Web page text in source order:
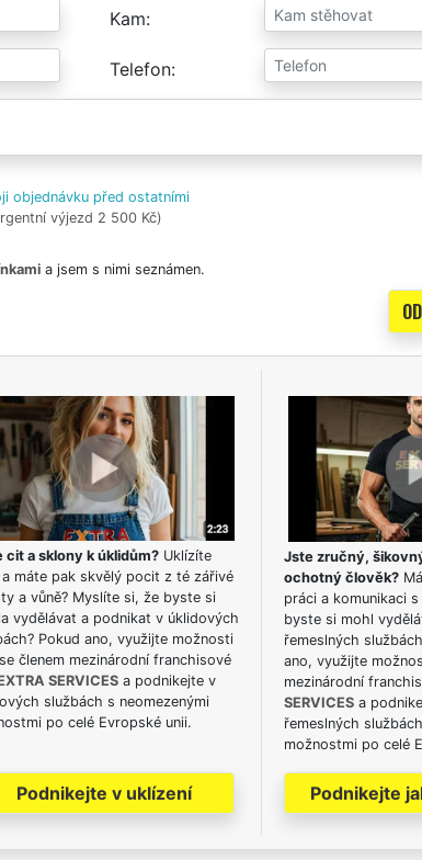
Kam
Telefon
objednávku před ostatními
výjezd 2 500 Kč)
a jsem s nimi seznámen.
cit a sklony k úklidům?Uklízíte
a máte pak skvělý pocit z té zářivé
a vůně? Myslíte si, že byste si
vydělávat a podnikat v úklidových
Pokud ano, využijte možnosti
členem mezinárodní franchisové
SERVICESa podnikejte v
službách s neomezenými
po celé Evropské unii.
Podnikejte v uklízení
Jste zručný,
ochotný člověk?
práci a komunikaci
byste si mohl
řemeslných
ano, využijte
mezinárodní
SERVICES a
řemeslných
možnostmi po celé
Podnikejte